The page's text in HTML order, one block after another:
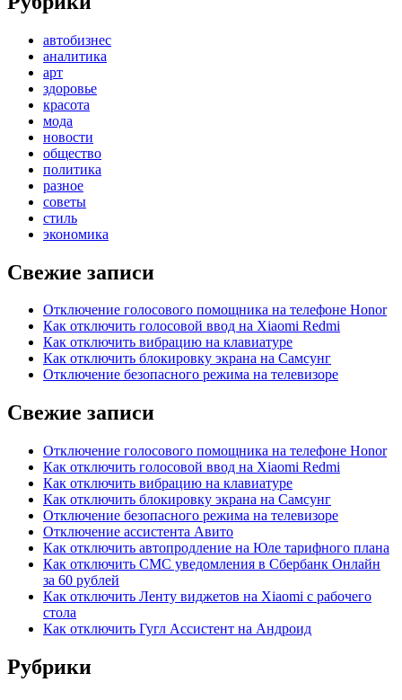
автобизнес
аналитика
арт
здоровье
красота
мода
новости
общество
политика
разное
советы
стиль
экономика
Свежие записи
Отключение голосового помощника на телефоне Honor
Как отключить голосовой ввод на Xiaomi Redmi
Как отключить вибрацию на клавиатуре
Как отключить блокировку экрана на Самсунг
Отключение безопасного режима на телевизоре
Свежие записи
Отключение голосового помощника на телефоне Honor
Как отключить голосовой ввод на Xiaomi Redmi
Как отключить вибрацию на клавиатуре
Как отключить блокировку экрана на Самсунг
Отключение безопасного режима на телевизоре
Отключение ассистента Авито
Как отключить автопродление на Юле тарифного плана
Как отключить СМС уведомления в Сбербанк Онлайн
за 60 рублей
Как отключить Ленту виджетов на Xiaomi с рабочего
стола
Как отключить Гугл Ассистент на Андроид
Рубрики